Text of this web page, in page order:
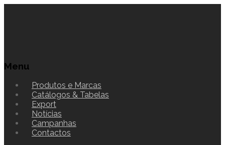
Menu
Produtos e Marcas
Catálogos & Tabelas
Export
Notícias
Campanhas
Contactos